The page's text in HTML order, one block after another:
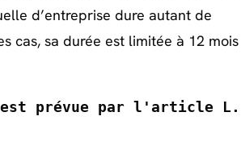
d’entreprise dure autant de
cas, sa durée est limitée à 12 mois
prévue par l'article L.